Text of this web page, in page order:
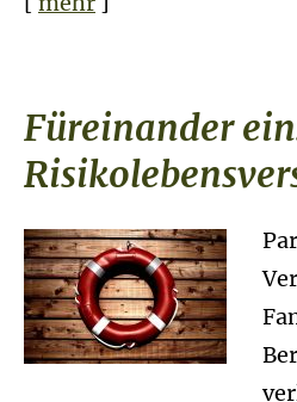
Füreinander